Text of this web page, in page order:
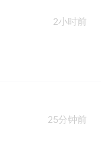
2小时前
25分钟前